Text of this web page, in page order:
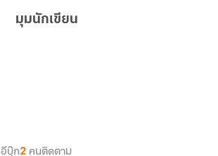
มุมนักเขียน
อีบุ๊ก2 คนติดตาม